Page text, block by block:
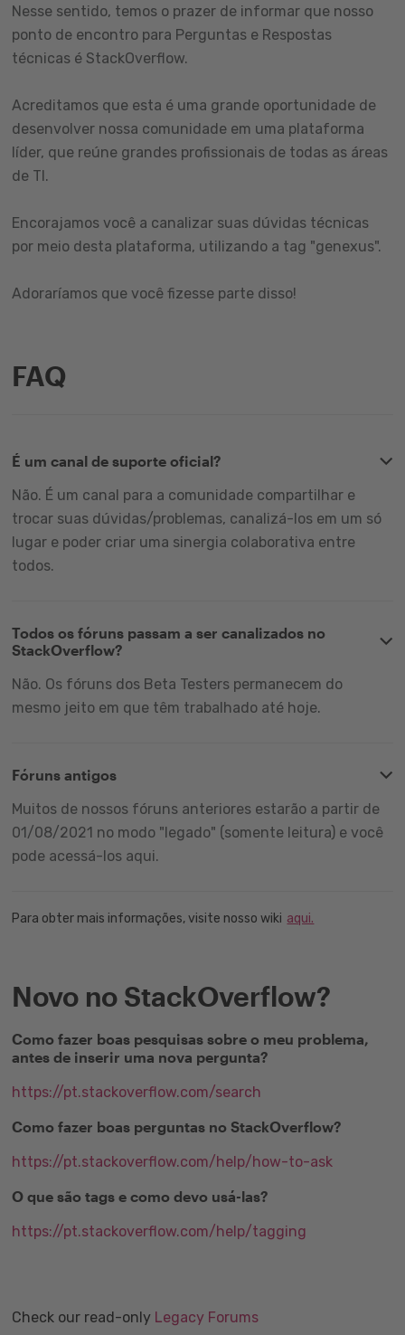
Nesse sentido, temos o prazer de informar que nosso
ponto de encontro para Perguntas e Respostas
técnicas é StackOverflow.
Acreditamos que esta é uma grande oportunidade de
desenvolver nossa comunidade em uma plataforma
líder, que reúne grandes profissionais de todas as áreas
de TI.
Encorajamos você a canalizar suas dúvidas técnicas
por meio desta plataforma, utilizando a tag "genexus".
Adoraríamos que você fizesse parte disso!
FAQ
É um canal de suporte oficial?
Não. É um canal para a comunidade compartilhar e
trocar suas dúvidas/problemas, canalizá-los em um só
lugar e poder criar uma sinergia colaborativa entre
todos.
Todos os fóruns passam a ser canalizados no
StackOverflow?
Não. Os fóruns dos Beta Testers permanecem do
mesmo jeito em que têm trabalhado até hoje.
Fóruns antigos
Muitos de nossos fóruns anteriores estarão a partir de
01/08/2021 no modo "legado" (somente leitura) e você
pode acessá-los aqui.
Para obter mais informações, visite nosso wiki aqui.
Novo no StackOverflow?
Como fazer boas pesquisas sobre o meu problema,
antes de inserir uma nova pergunta?
https://pt.stackoverflow.com/search
Como fazer boas perguntas no StackOverflow?
https://pt.stackoverflow.com/help/how-to-ask
O que são tags e como devo usá-las?
https://pt.stackoverflow.com/help/tagging
Check our read-only Legacy Forums